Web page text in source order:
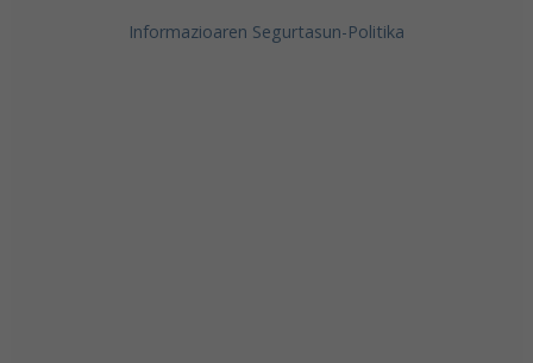
Informazioaren Segurtasun-Politika